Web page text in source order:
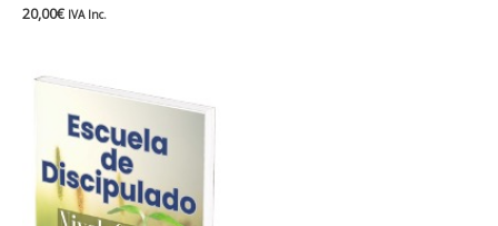
20,00€ IVA Inc.